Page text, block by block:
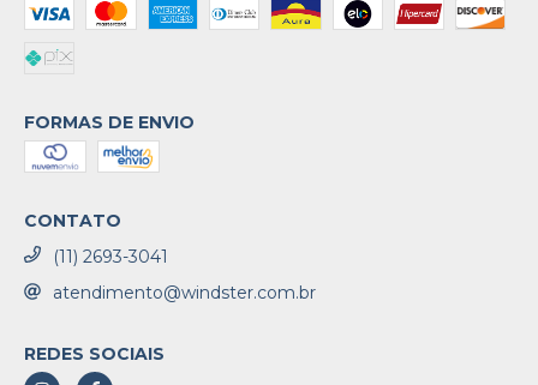
FORMAS DE ENVIO
CONTATO
(11) 2693-3041
atendimento@windster.com.br
REDES SOCIAIS